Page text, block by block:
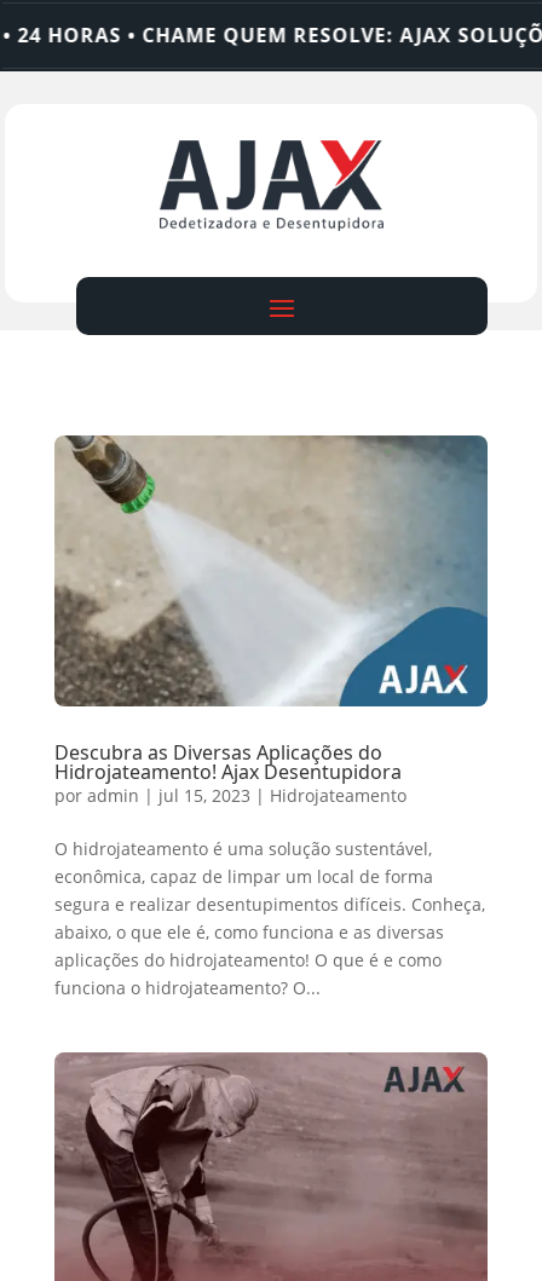
• CHAME QUEM RESOLVE: AJAX SOLUÇÕES
Descubra as Diversas Aplicações do
Hidrojateamento! Ajax Desentupidora
por admin | jul 15, 2023 | Hidrojateamento
O hidrojateamento é uma solução sustentável,
econômica, capaz de limpar um local de forma
segura e realizar desentupimentos difíceis. Conheça,
abaixo, o que ele é, como funciona e as diversas
aplicações do hidrojateamento! O que é e como
funciona o hidrojateamento? O...